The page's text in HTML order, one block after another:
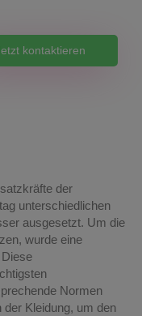
kontaktieren
der
unterschiedlichen
ausgesetzt. Um die
wurde eine
Normen
Kleidung, um den